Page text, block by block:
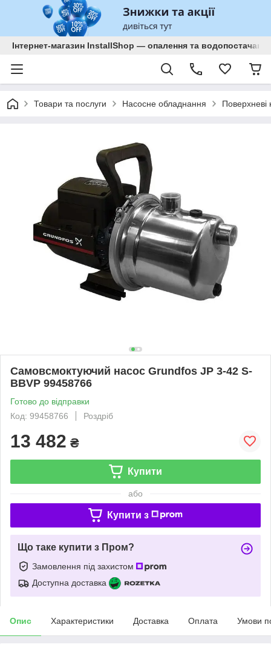
Інтернет-магазин InstallShop — опалення та водопостачання
Товари та послуги Насосне обладнання Поверхневі
Самовсмоктуючий насос Grundfos JP 3-42 S-
BBVP 99458766
Готово до відправки
Код: 99458766
Роздріб
13 482 ₴
Купити
або
Купити з
Що таке купити з Пром?
Замовлення під захистом
Доступна доставка
Опис Характеристики Доставка Оплата Умови